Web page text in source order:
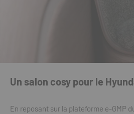
Un salon cosy pour le
En reposant sur la plateforme e-GMP